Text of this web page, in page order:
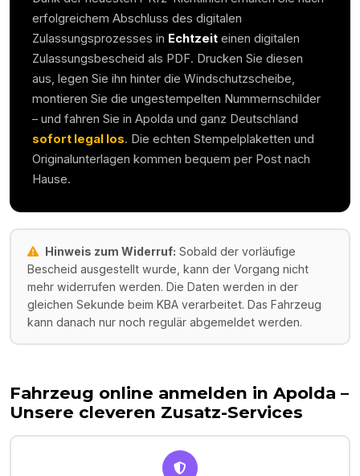
erfolgreichem Abschluss des digitalen
Zulassungsprozesses in Echtzeit einen digitalen
Zulassungsbescheid als PDF. Drucken Sie diesen
aus, legen Sie ihn hinter die Windschutzscheibe,
montieren Sie die ungestempelten Nummernschilder
– und fahren Sie in Apolda und ganz Deutschland
sofort legal los. Die echten Stempelplaketten und
Originalunterlagen kommen bequem per Post nach
Hause.
Hinweis zum Widerruf: Sobald der vorläufige
Bescheid ausgestellt wurde, kann der Vorgang nicht
mehr widerrufen werden. Die Daten werden in der
gleichen Sekunde beim KBA verarbeitet. Das Fahrzeug
kann danach nur noch regulär abgemeldet werden.
Fahrzeug online anmelden in Apolda –
Unsere cleveren Zusatz-Services